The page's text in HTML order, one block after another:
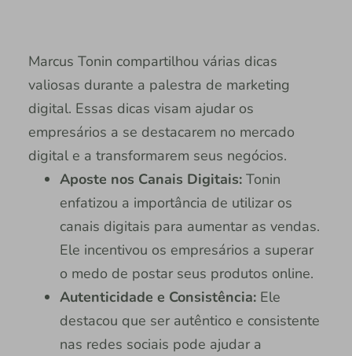
Marcus Tonin compartilhou várias dicas
valiosas durante a palestra de marketing
digital. Essas dicas visam ajudar os
empresários a se destacarem no mercado
digital e a transformarem seus negócios.
Aposte nos Canais Digitais:Tonin
enfatizou a importância de utilizar os
canais digitais para aumentar as vendas.
Ele incentivou os empresários a superar
o medo de postar seus produtos online.
Autenticidade e Consistência:Ele
destacou que ser autêntico e consistente
nas redes sociais pode ajudar a